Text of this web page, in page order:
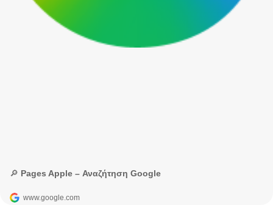
🔎 Pages Apple – Αναζήτηση Google
www.google.com